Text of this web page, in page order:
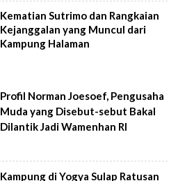
Kematian Sutrimo dan Rangkaian
Kejanggalan yang Muncul dari
Kampung Halaman
Profil Norman Joesoef, Pengusaha
Muda yang Disebut-sebut Bakal
Dilantik Jadi Wamenhan RI
Kampung di Yogya Sulap Ratusan